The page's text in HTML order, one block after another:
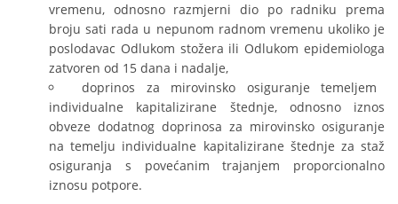
vremenu, odnosno razmjerni dio po radniku prema
broju sati rada u nepunom radnom vremenu ukoliko je
poslodavac Odlukom stožera ili Odlukom epidemiologa
zatvoren od 15 dana i nadalje,
doprinos za mirovinsko osiguranje temeljem
individualne kapitalizirane štednje, odnosno iznos
obveze dodatnog doprinosa za mirovinsko osiguranje
na temelju individualne kapitalizirane štednje za staž
osiguranja s povećanim trajanjem proporcionalno
iznosu potpore.